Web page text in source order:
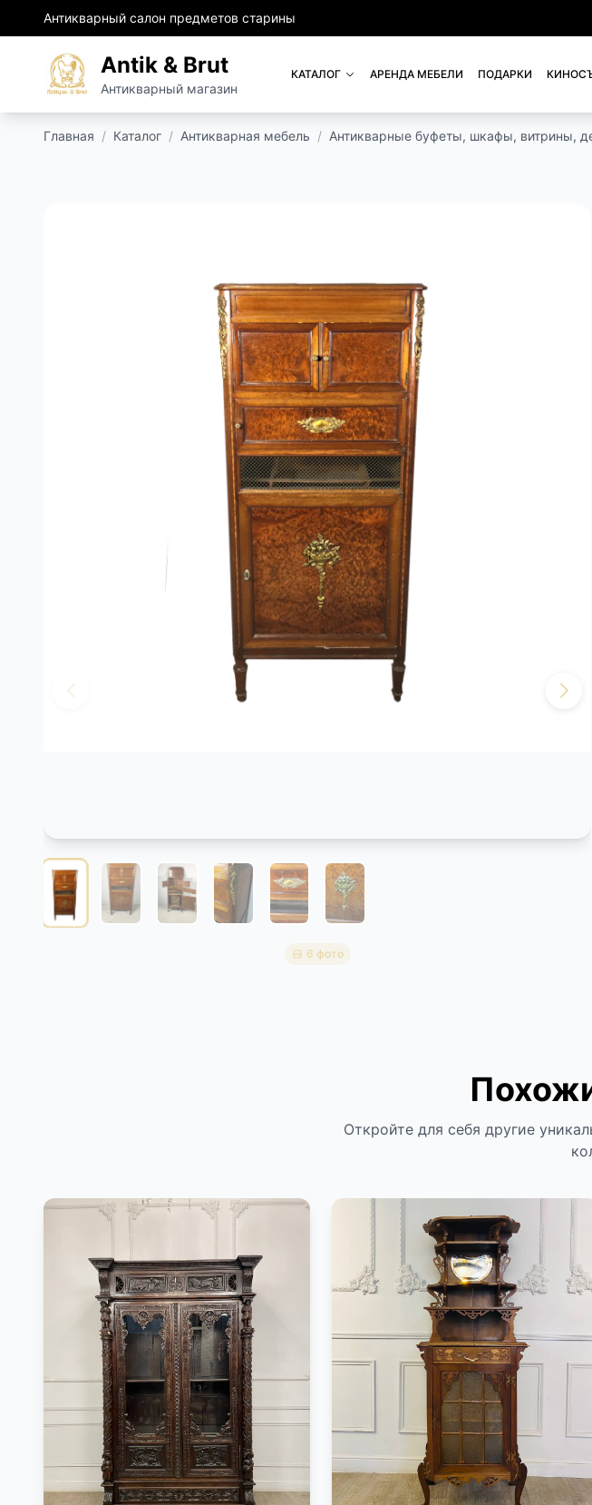
Антикварный салон предметов старины
Antik & Brut
Антикварный магазин
КАТАЛОГ АРЕНДА МЕБЕЛИ ПОДАРКИ
Главная / Каталог / Антикварная мебель / Антикварные буфеты, шкафы, витрины,
6 фото
Откройте для себя другие